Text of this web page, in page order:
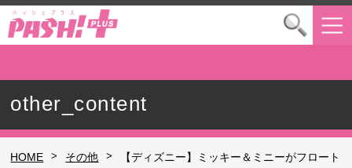
other_content
HOME > その他 >
【ディズニー】ミッキー＆ミニーがフロート